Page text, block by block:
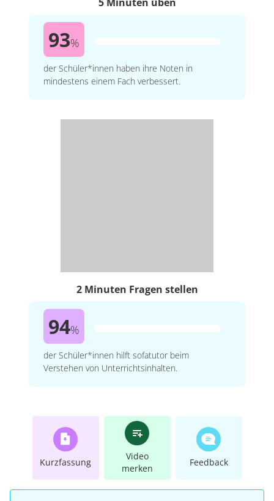
93%
der Schüler*innen haben ihre Noten in
mindestens einem Fach verbessert.
2 Minuten Fragen stellen
94%
der Schüler*innen hilft sofatutor beim
Verstehen von Unterrichtsinhalten.
Kurzfassung
Video
merken
Feedback